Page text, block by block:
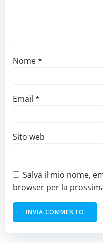
Nome*
Email *
Sito web
Salva il mio nome,
browser per la